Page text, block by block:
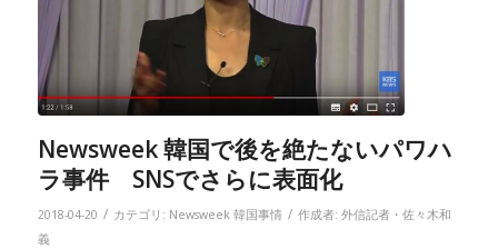
Newsweek 韓国で後を絶たないパワハ
ラ事件 SNSでさらに表面化
2018-04-20 / カテゴリ: Newsweek 韓国事情 / 作成者: 外信記者・佐々木和
義